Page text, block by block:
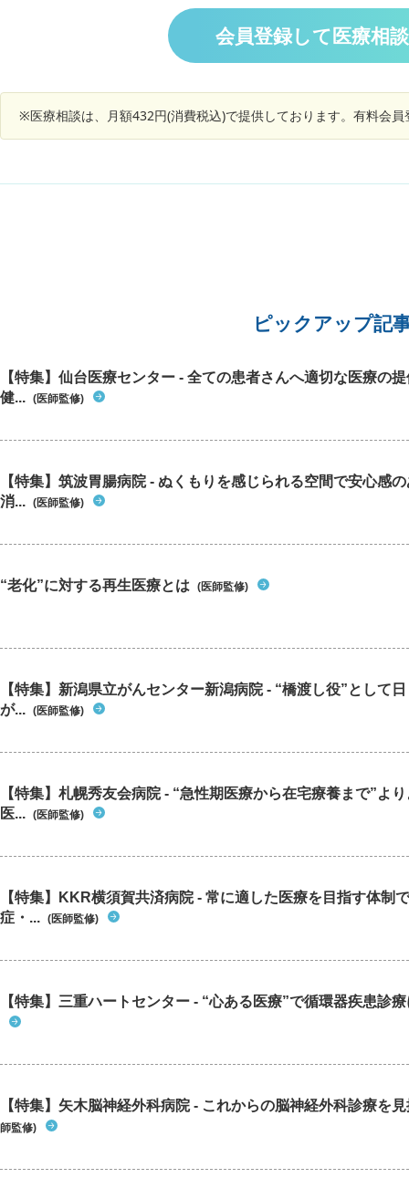
につながっている場合があるという情報を見て不
安になっています。また、円形脱毛症が始まった
ころから今まであまりなかった冷えと浮腫を感じ
てる薬や病歴 低容量ピル、漢方(加味帰脾湯)を服
用しています。気管支喘息とダニアレルギーを持
っています。 ・相談したいこと 他の検査をした
方がいいのはどういった場合なのでしょうか。ま
すか？
ます。 包丁でとかハサミでとか…頭がいろいろ怖
い事考えてしまうんどうしよと… びっくり。なん
と言ってあげたらいいのか。 月に1度あるかない
かですが夫婦げんかを見られてしまう時があるか
会員登録して医療相
※医療相談は、月額432円(消費税込)で提供しております。有料会
ピックアップ記
【特集】仙台医療センター - 全ての患者さんへ適切な医療の
健... (医師監修)
【特集】筑波胃腸病院 - ぬくもりを感じられる空間で安心感
消... (医師監修)
“老化”に対する再生医療とは (医師監修)
【特集】新潟県立がんセンター新潟病院 - “橋渡し役”として
が... (医師監修)
【特集】札幌秀友会病院 - “急性期医療から在宅療養まで”よ
医... (医師監修)
【特集】KKR横須賀共済病院 - 常に適した医療を目指す体制
症・... (医師監修)
【特集】三重ハートセンター - “心ある医療”で循環器疾患診
【特集】矢木脳神経外科病院 - これからの脳神経外科診療を
師監修)